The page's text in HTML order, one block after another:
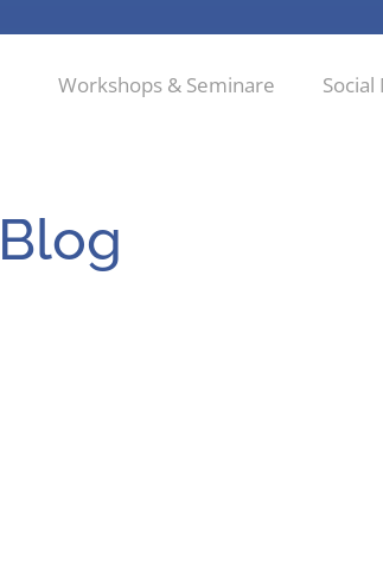
Workshops & Seminare